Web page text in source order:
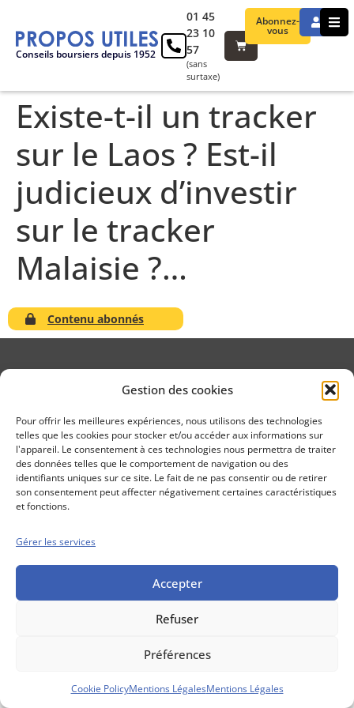
Gestion des cookies
Pour offrir les meilleures expériences, nous utilisons des technologies
telles que les cookies pour stocker et/ou accéder aux informations sur
l'appareil. Le consentement à ces technologies nous permettra de traiter
des données telles que le comportement de navigation ou des
identifiants uniques sur ce site. Le fait de ne pas consentir ou de retirer
son consentement peut affecter négativement certaines caractéristiques
et fonctions.
Gérer les services
Accepter
Refuser
Préférences
Cookie PolicyMentions LégalesMentions Légales
Conseils boursiers depuis 1952
Abonnez-
vous
01 45
23 10
57
(sans
surtaxe)
Existe-t-il un tracker
sur le Laos ? Est-il
judicieux d’investir
sur le tracker
Malaisie ?…
Contenu abonnés
Conseils boursiers depuis 1952
Propos Utiles est
une publication
des Editions
Marigny
Mentions Légales
Politique cookie